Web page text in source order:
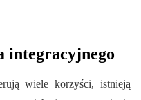
integracyjnego
wiele korzyści, istnieją